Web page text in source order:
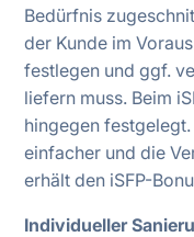
Bedürfnis
der Kunde im
festlegen und ggf.
liefern muss. Beim
hingegen
einfacher und die
erhält den iSFP-
Individueller